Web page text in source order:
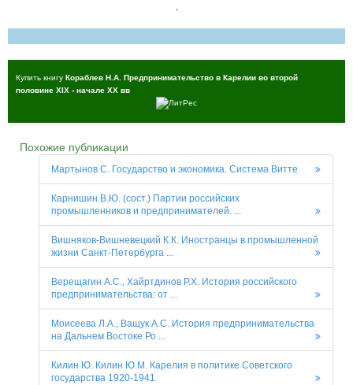
,
Купить книгу Кораблев Н.А. Предпринимательство в Карелии во второй
половине XIX - начале XX вв
Похожие публикации
Мартынов С. Государство и экономика. Система Витте
Карнишин В.Ю. (сост.) Партии российских
промышленников и предпринимателей. ...
Вишняков-Вишневецкий К.К. Иностранцы в промышленной
жизни Санкт-Петербурга ...
Верещагин А.С., Хайртдинов Р.Х. История российского
предпринимательства: от ...
Моисеева Л.А., Ващук А.С. История предпринимательства
на Дальнем Востоке Ро ...
Килин Ю. Килин Ю.М. Карелия в политике Советского
государства 1920-1941